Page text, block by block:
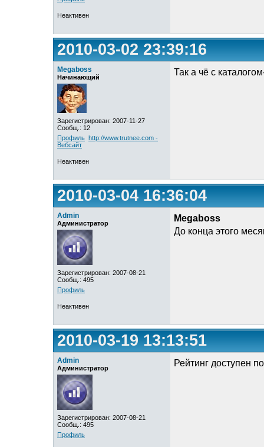
Неактивен
2010-03-02 23:39:16
Megaboss
Начинающий
Зарегистрирован: 2007-11-27
Сообщ.: 12
Профиль http://www.trutnee.com -
Вебсайт
Так а чё с
Неактивен
2010-03-04 16:36:04
Admin
Администратор
Зарегистрирован: 2007-08-21
Сообщ.: 495
Профиль
Megaboss
До конца этого
Неактивен
2010-03-19 13:13:51
Admin
Администратор
Зарегистрирован: 2007-08-21
Сообщ.: 495
Профиль
Рейтинг доступен